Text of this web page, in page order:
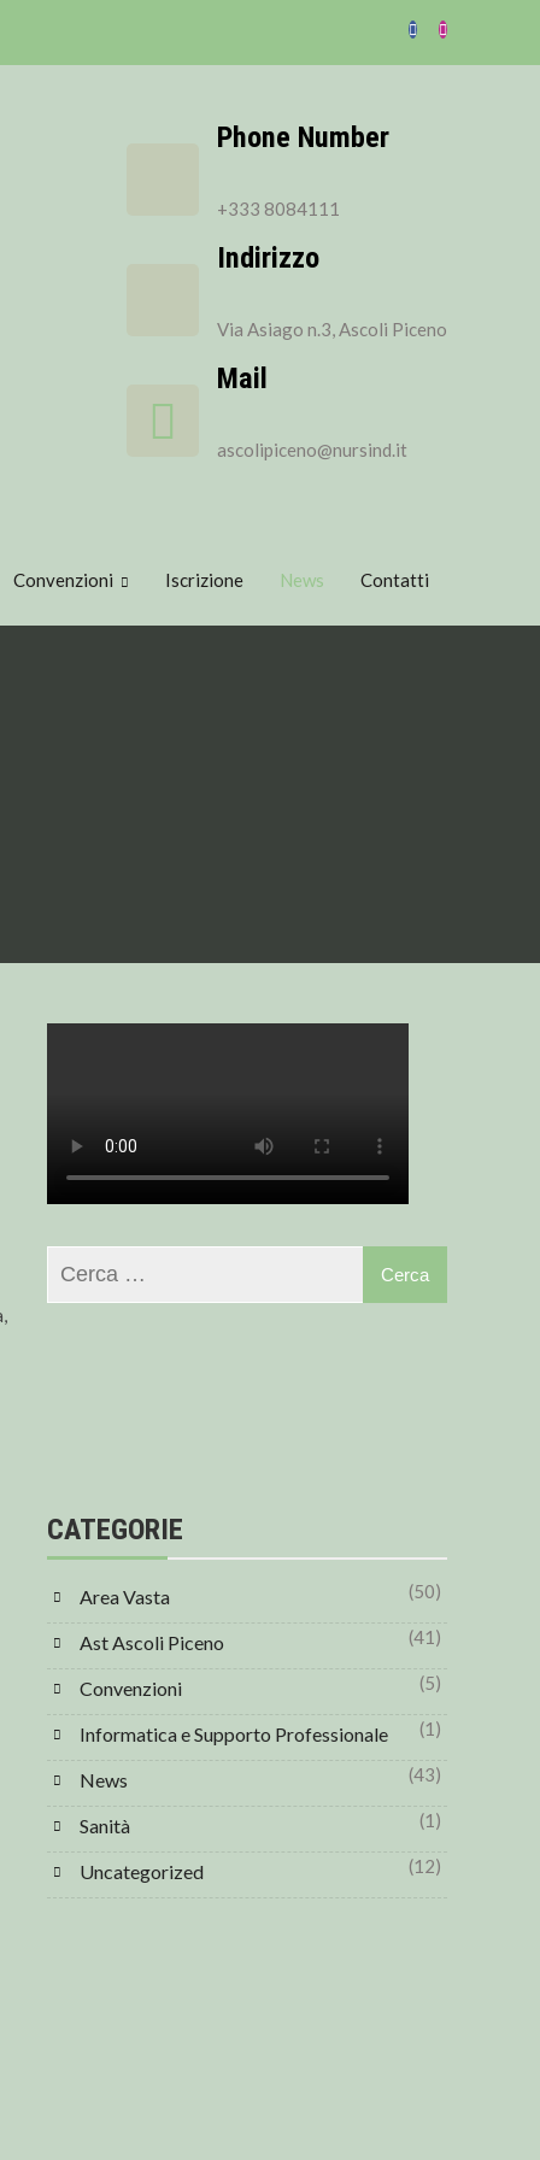
Phone Number
+333 8084111
Indirizzo
Via Asiago n.3, Ascoli Piceno
Mail
ascolipiceno@nursind.it
Convenzioni Iscrizione News Contatti
CATEGORIE
Area Vasta (50)
Ast Ascoli Piceno (41)
Convenzioni (5)
Informatica e Supporto Professionale (1)
News (43)
Sanità (1)
Uncategorized (12)